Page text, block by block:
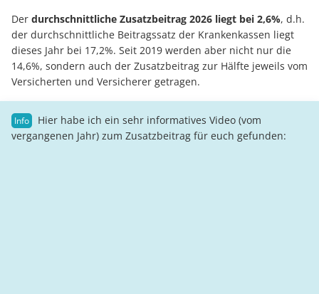
Der durchschnittliche Zusatzbeitrag 2026 liegt bei 2,6%, d.h.
der durchschnittliche Beitragssatz der Krankenkassen liegt
dieses Jahr bei 17,2%. Seit 2019 werden aber nicht nur die
14,6%, sondern auch der Zusatzbeitrag zur Hälfte jeweils vom
Versicherten und Versicherer getragen.
Hier habe ich ein sehr informatives Video (vom
vergangenen Jahr) zum Zusatzbeitrag für euch gefunden: